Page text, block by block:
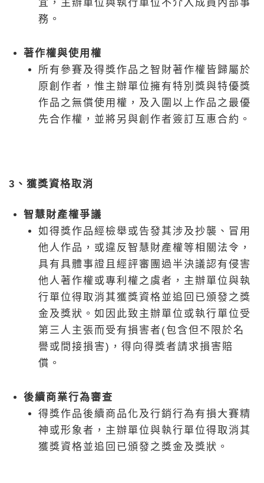
宜，主辦單位與執行單位不介入成員內部事
務。
著作權與使用權
所有參賽及得獎作品之智財著作權皆歸屬於
原創作者，惟主辦單位擁有特別獎與特優獎
作品之無償使用權，及入圍以上作品之最優
先合作權，並將另與創作者簽訂互惠合約。
3、獲獎資格取消
智慧財產權爭議
如得獎作品經檢舉或告發其涉及抄襲、冒用
他人作品，或違反智慧財產權等相關法令，
具有具體事證且經評審團過半決議認有侵害
他人著作權或專利權之虞者，主辦單位與執
行單位得取消其獲獎資格並追回已頒發之獎
金及獎狀。如因此致主辦單位或執行單位受
第三人主張而受有損害者(包含但不限於名
譽或間接損害)，得向得獎者請求損害賠
償。
後續商業行為審查
得獎作品後續商品化及行銷行為有損大賽精
神或形象者，主辦單位與執行單位得取消其
獲獎資格並追回已頒發之獎金及獎狀。